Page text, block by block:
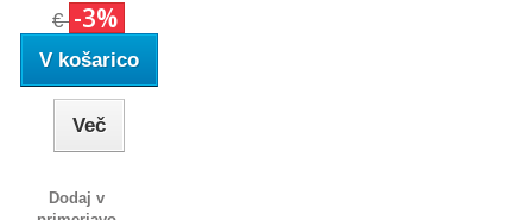
€ -3%
V košarico
Več
Dodaj v